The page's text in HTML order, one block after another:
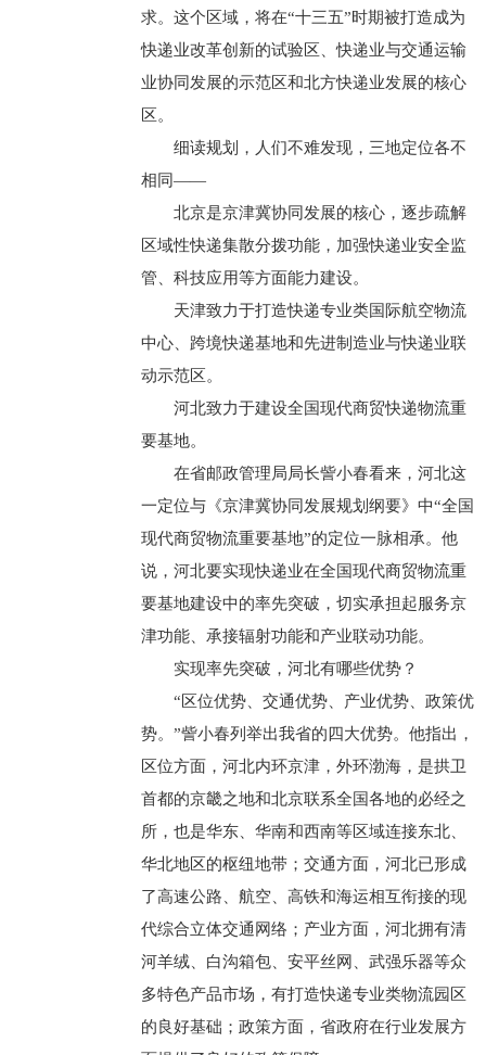
求。这个区域，将在“十三五”时期被打造成为
快递业改革创新的试验区、快递业与交通运输
业协同发展的示范区和北方快递业发展的核心
区。
细读规划，人们不难发现，三地定位各不
相同——
北京是京津冀协同发展的核心，逐步疏解
区域性快递集散分拨功能，加强快递业安全监
管、科技应用等方面能力建设。
天津致力于打造快递专业类国际航空物流
中心、跨境快递基地和先进制造业与快递业联
动示范区。
河北致力于建设全国现代商贸快递物流重
要基地。
在省邮政管理局局长訾小春看来，河北这
一定位与《京津冀协同发展规划纲要》中“全国
现代商贸物流重要基地”的定位一脉相承。他
说，河北要实现快递业在全国现代商贸物流重
要基地建设中的率先突破，切实承担起服务京
津功能、承接辐射功能和产业联动功能。
实现率先突破，河北有哪些优势？
“区位优势、交通优势、产业优势、政策优
势。”訾小春列举出我省的四大优势。他指出，
区位方面，河北内环京津，外环渤海，是拱卫
首都的京畿之地和北京联系全国各地的必经之
所，也是华东、华南和西南等区域连接东北、
华北地区的枢纽地带；交通方面，河北已形成
了高速公路、航空、高铁和海运相互衔接的现
代综合立体交通网络；产业方面，河北拥有清
河羊绒、白沟箱包、安平丝网、武强乐器等众
多特色产品市场，有打造快递专业类物流园区
的良好基础；政策方面，省政府在行业发展方